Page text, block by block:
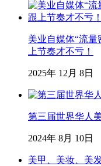
美业自媒体“流
上节奏才不亏！
2025年 12月 8日
第三届世界华人
2024年 8月 10日
美甲、美妆、美